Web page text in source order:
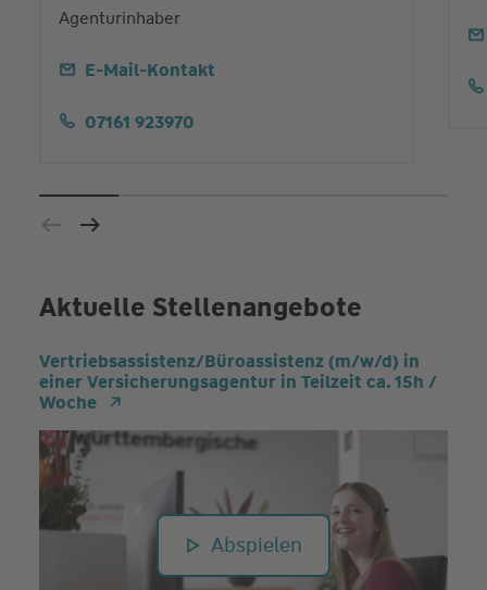
Agenturinhaber
E-Mail-Kontakt
07161 923970
Aktuelle Stellenangebote
Vertriebsassistenz/Büroassistenz (m/w/d) in
einer Versicherungsagentur in Teilzeit ca. 15h /
Woche
Abspielen